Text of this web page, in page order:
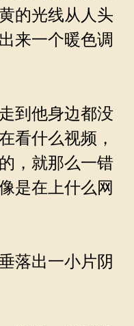
的光线从人头
来一个暖色调
到他身边都没
看什么视频，
，就那么一错
是在上什么网
落出一小片阴